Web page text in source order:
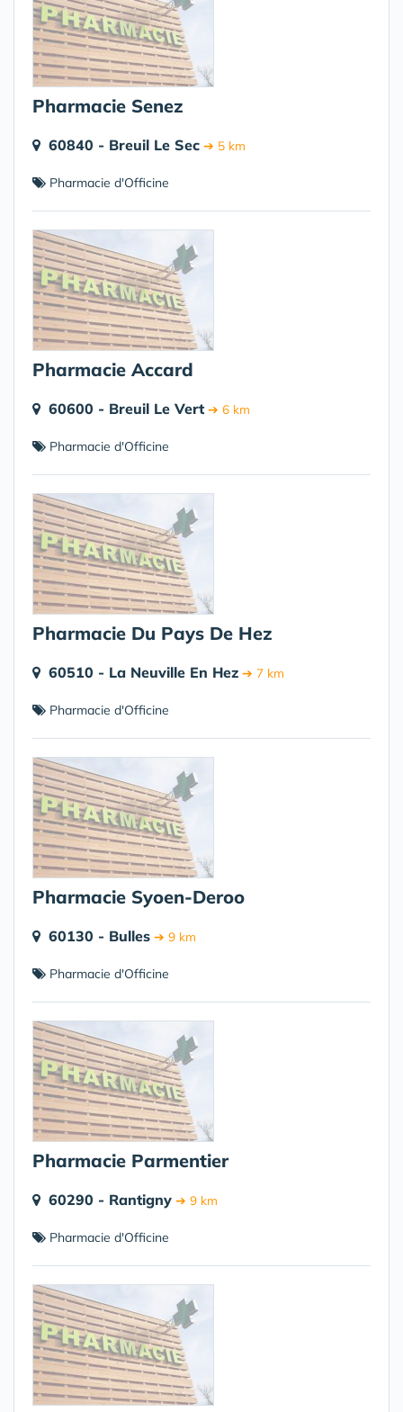
Pharmacie Senez
60840 - Breuil Le Sec ➔ 5 km
Pharmacie d'Officine
Pharmacie Accard
60600 - Breuil Le Vert ➔ 6 km
Pharmacie d'Officine
Pharmacie Du Pays De Hez
60510 - La Neuville En Hez ➔ 7 km
Pharmacie d'Officine
Pharmacie Syoen-Deroo
60130 - Bulles ➔ 9 km
Pharmacie d'Officine
Pharmacie Parmentier
60290 - Rantigny ➔ 9 km
Pharmacie d'Officine